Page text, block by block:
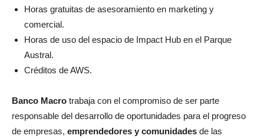
Horas gratuitas de asesoramiento en marketing y
comercial.
Horas de uso del espacio de Impact Hub en el Parque
Austral.
Créditos de AWS.
Banco Macro trabaja con el compromiso de ser parte
responsable del desarrollo de oportunidades para el progreso
de empresas, emprendedores y comunidades de las